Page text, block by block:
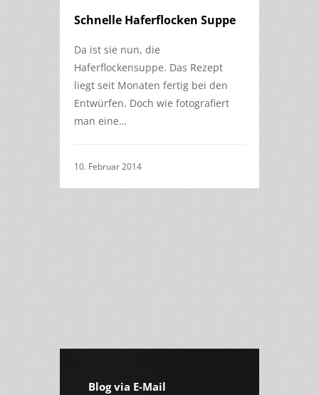
Schnelle Haferflocken Suppe
Da ist sie nun, die
Haferflockensuppe. Das Rezept
liegt seit Monaten fertig bei den
Entwürfen. Doch wie fotografiert
man eine…
10. Februar 2014
Blog via E-Mail